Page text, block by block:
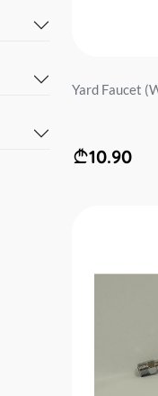
Yard Faucet
10.90